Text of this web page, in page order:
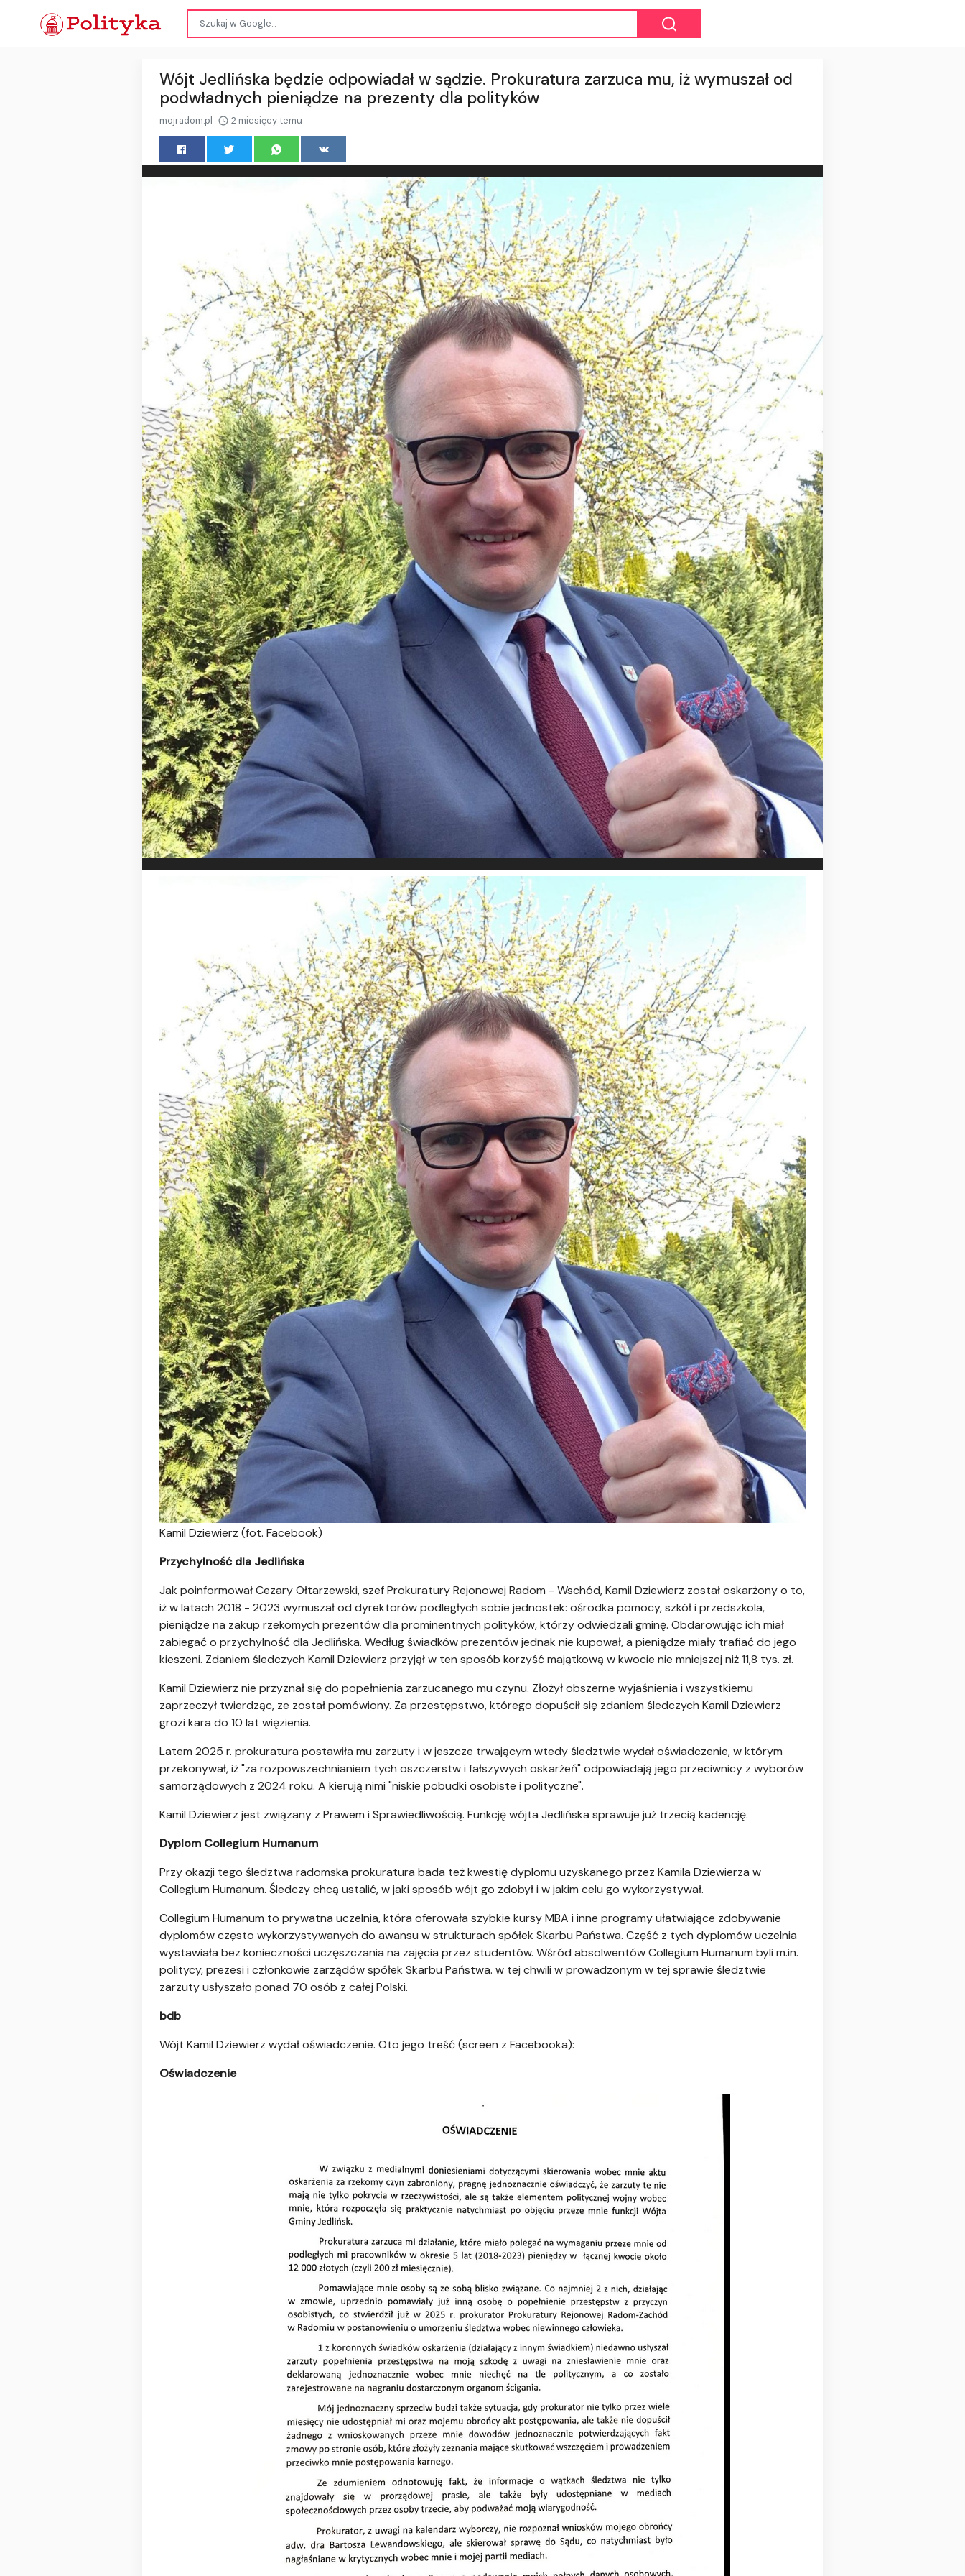
Wójt Jedlińska będzie odpowiadał w sądzie. Prokuratura zarzuca mu, iż wymuszał od
podwładnych pieniądze na prezenty dla polityków
mojradom.pl 2 miesięcy temu
Kamil Dziewierz (fot. Facebook)
Przychylność dla Jedlińska
Jak poinformował Cezary Ołtarzewski, szef Prokuratury Rejonowej Radom - Wschód, Kamil Dziewierz został oskarżony o to,
iż w latach 2018 - 2023 wymuszał od dyrektorów podległych sobie jednostek: ośrodka pomocy, szkół i przedszkola,
pieniądze na zakup rzekomych prezentów dla prominentnych polityków, którzy odwiedzali gminę. Obdarowując ich miał
zabiegać o przychylność dla Jedlińska. Według świadków prezentów jednak nie kupował, a pieniądze miały trafiać do jego
kieszeni. Zdaniem śledczych Kamil Dziewierz przyjął w ten sposób korzyść majątkową w kwocie nie mniejszej niż 11,8 tys. zł.
Kamil Dziewierz nie przyznał się do popełnienia zarzucanego mu czynu. Złożył obszerne wyjaśnienia i wszystkiemu
zaprzeczył twierdząc, ze został pomówiony. Za przestępstwo, którego dopuścił się zdaniem śledczych Kamil Dziewierz
grozi kara do 10 lat więzienia.
Latem 2025 r. prokuratura postawiła mu zarzuty i w jeszcze trwającym wtedy śledztwie wydał oświadczenie, w którym
przekonywał, iż "za rozpowszechnianiem tych oszczerstw i fałszywych oskarżeń" odpowiadają jego przeciwnicy z wyborów
samorządowych z 2024 roku. A kierują nimi "niskie pobudki osobiste i polityczne".
Kamil Dziewierz jest związany z Prawem i Sprawiedliwością. Funkcję wójta Jedlińska sprawuje już trzecią kadencję.
Dyplom Collegium Humanum
Przy okazji tego śledztwa radomska prokuratura bada też kwestię dyplomu uzyskanego przez Kamila Dziewierza w
Collegium Humanum. Śledczy chcą ustalić, w jaki sposób wójt go zdobył i w jakim celu go wykorzystywał.
Collegium Humanum to prywatna uczelnia, która oferowała szybkie kursy MBA i inne programy ułatwiające zdobywanie
dyplomów często wykorzystywanych do awansu w strukturach spółek Skarbu Państwa. Część z tych dyplomów uczelnia
wystawiała bez konieczności uczęszczania na zajęcia przez studentów. Wśród absolwentów Collegium Humanum byli m.in.
politycy, prezesi i członkowie zarządów spółek Skarbu Państwa. w tej chwili w prowadzonym w tej sprawie śledztwie
zarzuty usłyszało ponad 70 osób z całej Polski.
bdb
Wójt Kamil Dziewierz wydał oświadczenie. Oto jego treść (screen z Facebooka):
Oświadczenie